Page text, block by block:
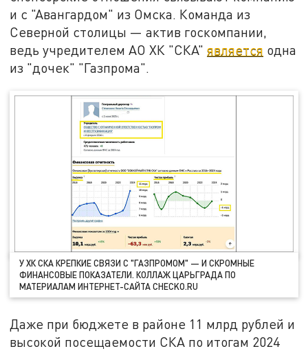
и с "Авангардом" из Омска. Команда из
Северной столицы — актив госкомпании,
ведь учредителем АО ХК "СКА"является одна
из "дочек" "Газпрома".
У ХК СКА КРЕПКИЕ СВЯЗИ С "ГАЗПРОМОМ" — И СКРОМНЫЕ
ФИНАНСОВЫЕ ПОКАЗАТЕЛИ. КОЛЛАЖ ЦАРЬГРАДА ПО
МАТЕРИАЛАМ ИНТЕРНЕТ-САЙТА CHECKO.RU
Даже при бюджете в районе 11 млрд рублей и
высокой посещаемости СКА по итогам 2024